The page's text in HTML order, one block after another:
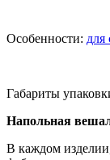
Особенности: для
Габариты
Напольная
В каждом